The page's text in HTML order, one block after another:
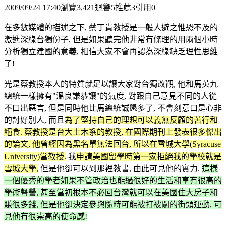
2009/09/24 17:40瀏覽3,421迴響5推薦3引用0
在多數媒體的描述之下, 蔡丁貴教授是一般人避之惟恐不及的
激進深綠台獨份子, 但是如果聽完他非常有條理的用兩個小時
分析獨立建國的意義, 相信大家不會再認為深綠缺乏理性思維
了!
光是蔡教授本人的特質就足以讓大家對台獨改觀, 他和馬英九
總統一樣擁有"溫良謙恭讓"的氣度, 對跟自己意見不同的人從
不口出惡言, 但是同時他比馬總統誠懇多了, 不會刻意口是心非
的討好別人, 而且 為了堅持自己的理想可以義無反顧的苦行和
絕食. 蔡教授是台大土木系的教授, 在國際期刊上發表很多傑出
的論文, 他曾經因為黑名單無法回台, 所以在雪城大學(Syracuse
University)當教授. 我申請美國留學時第一家拒絕我的學校就是
雪城大學, 但是他卻可以到那裡教書, 由此可見他的實力. 這樣
一個優秀的學者如果不管政治也能過很好的生活和享有很高的
學術聲譽, 甚至當初根本不必回台灣就可以在美國住大房子和
賺很多錢, 但是他卻決定參與隨時可能被打被關的街頭運動, 可
見他有很崇高的使命感!